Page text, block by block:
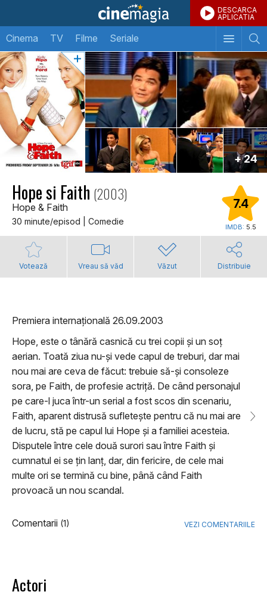
DESCARCA
APLICATIA
Cinema TV Filme Seriale
+ 24
Hope si Faith (2003)
Hope & Faith
30 minute/episod | Comedie
7.4
IMDB: 5.5
Votează Vreau să văd Văzut Distribuie
Premiera internațională 26.09.2003
Hope, este o tânără casnică cu trei copii și un soț
aerian. Toată ziua nu-și vede capul de treburi, dar mai
nou mai are ceva de făcut: trebuie să-și consoleze
sora, pe Faith, de profesie actriță. De când personajul
pe care-l juca într-un serial a fost scos din scenariu,
Faith, aparent distrusă sufletește pentru că nu mai are
de lucru, stă pe capul lui Hope și a familiei acesteia.
Disputele între cele două surori sau între Faith și
cumnatul ei se țin lanț, dar, din fericire, de cele mai
multe ori se termină cu bine, până când Faith
provoacă un nou scandal.
Comentarii (1) VEZI COMENTARIILE
Actori